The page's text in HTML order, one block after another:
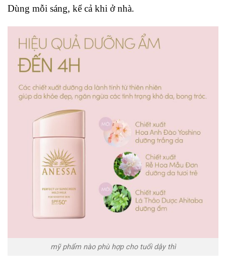
Dùng mỗi sáng, kể cả khi ở nhà.
mỹ phẩm nào phù hợp cho tuổi dậy thì